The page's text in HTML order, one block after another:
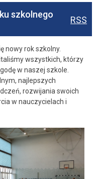
szkolnego
RSS
nowy rok szkolny.
wszystkich, którzy
w naszej szkole.
najlepszych
rozwijania swoich
w nauczycielach i